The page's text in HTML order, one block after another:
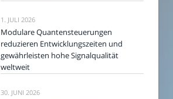
1. JULI 2026
Modulare Quantensteuerungen
reduzieren Entwicklungszeiten und
gewährleisten hohe Signalqualität
weltweit
30. JUNI 2026